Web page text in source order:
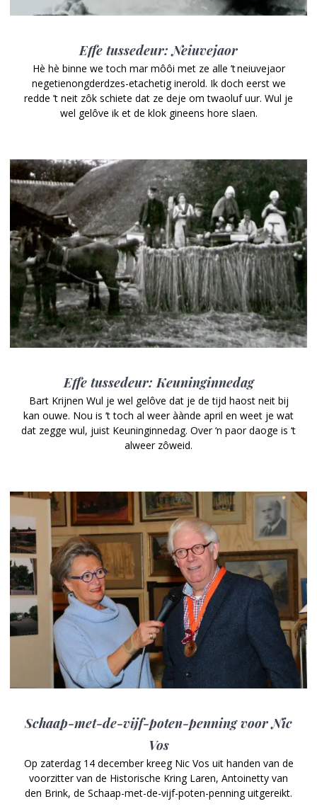
Effe tussedeur: Neiuvejaor
Hè hè binne we toch mar môôi met ze alle ’t neiuvejaor
negetienongderdzes-etachetig inerold. Ik doch eerst we
redde ’t neit zôk schiete dat ze deje om twaoluf uur. Wul je
wel gelôve ik et de klok gineens hore slaen.
Effe tussedeur: Keuninginnedag
Bart Krijnen Wul je wel gelôve dat je de tijd haost neit bij
kan ouwe. Nou is ‘t toch al weer àànde april en weet je wat
dat zegge wul, juist Keuninginnedag. Over ‘n paor daoge is ‘t
alweer zôweid.
Schaap-met-de-vijf-poten-penning voor Nic
Vos
Op zaterdag 14 december kreeg Nic Vos uit handen van de
voorzitter van de Historische Kring Laren, Antoinetty van
den Brink, de Schaap-met-de-vijf-poten-penning uitgereikt.